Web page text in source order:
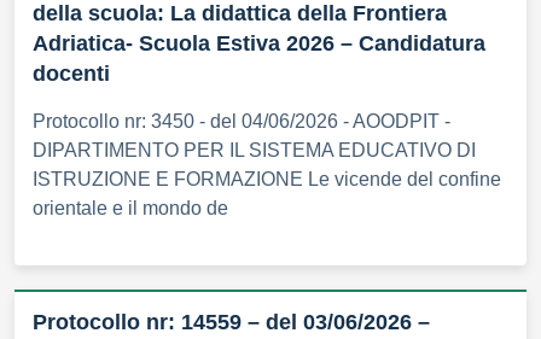
della scuola: La didattica della Frontiera
Adriatica- Scuola Estiva 2026 – Candidatura
docenti
Protocollo nr: 3450 - del 04/06/2026 - AOODPIT -
DIPARTIMENTO PER IL SISTEMA EDUCATIVO DI
ISTRUZIONE E FORMAZIONE Le vicende del confine
orientale e il mondo de
Protocollo nr: 14559 – del 03/06/2026 –